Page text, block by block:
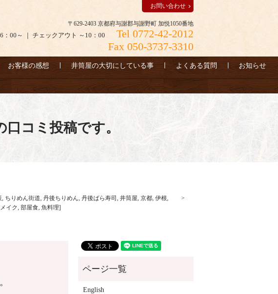
〒629-2403 京都府与謝郡与謝野町 加悦1050番地
：00～ ｜ チェックアウト ～10：00
Tel 0772-42-2012
Fax 050-3737-3310
お問い合わせ
お客様の感想 井筒屋の大切にしている事 よくある質問 お知らせ
コミ投稿です。
, ちりめん街道, 丹後ちりめん, 丹後ばら寿司 , 井筒屋, 京都, 伊根,
イク, 部屋食, 魚料理]
English